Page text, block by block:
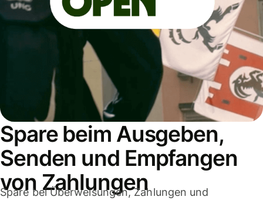
Spare beim Ausgeben,
Senden und Empfangen
von Zahlungen
Spare bei Überweisungen, Zahlungen und